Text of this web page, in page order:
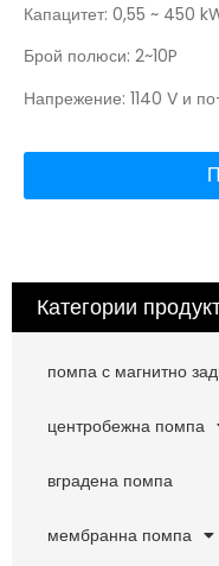
Категории
помпа с магнитно
центробежна помпа
вградена помпа
мембранна помпа
Капацитет: 0,55 ~ 450
Брой полюси: 2~10P
Напрежение: 1140 V и